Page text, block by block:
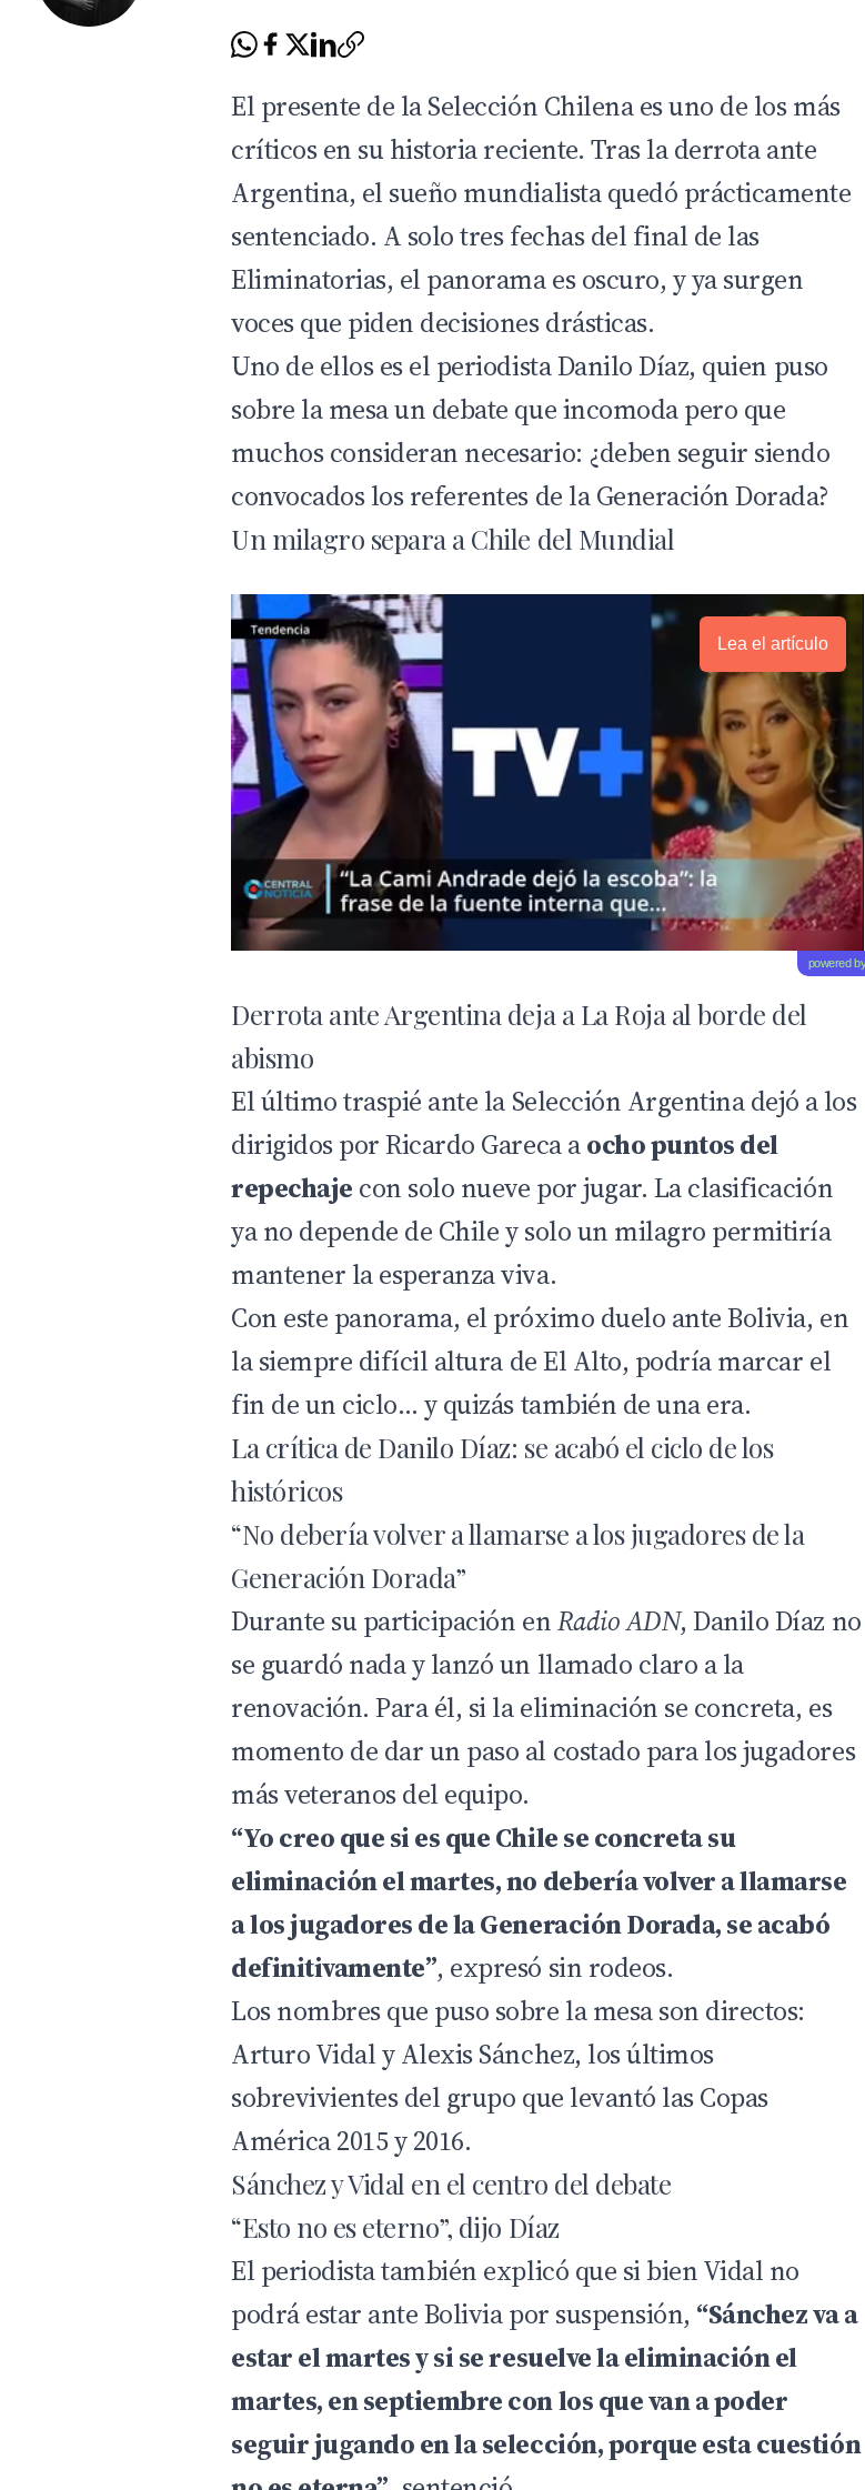
El presente de laSelección Chilenaes uno de los más
críticos en su historia reciente. Tras la derrota ante
Argentina, el sueño mundialista quedó prácticamente
sentenciado. A solo tres fechas del final de las
Eliminatorias, el panorama es oscuro, y ya surgen
voces que piden decisiones drásticas.
Uno de ellos es el periodistaDanilo Díaz, quien puso
sobre la mesa un debate que incomoda pero que
muchos consideran necesario: ¿deben seguir siendo
convocados los referentes de la Generación Dorada?
Un milagro separa a Chile del Mundial
Lea el artículo
powered
Derrota ante Argentina deja a La Roja al borde del
abismo
El último traspié ante la Selección Argentinadejó a los
dirigidos porRicardo Garecaaocho puntos del
repechaje con solo nueve por jugar. La clasificación
ya no depende de Chile y solo un milagro permitiría
mantener la esperanza viva.
Con este panorama, el próximo duelo anteBolivia, en
la siempre difícil altura de El Alto, podría marcar el
fin de un ciclo… y quizás también de una era.
La crítica de Danilo Díaz: se acabó el ciclo de los
históricos
“No debería volver a llamarse a los jugadores de la
Generación Dorada”
Durante su participación enRadio ADN, Danilo Díaz no
se guardó nada y lanzó un llamado claro a la
renovación. Para él, si la eliminación se concreta, es
momento de dar un paso al costado para los jugadores
más veteranos del equipo.
“Yo creo que si es que Chile se concreta su
eliminación el martes, no debería volver a llamarse
a los jugadores de la Generación Dorada, se acabó
definitivamente”, expresó sin rodeos.
Los nombres que puso sobre la mesa son directos:
Arturo VidalyAlexis Sánchez, los últimos
sobrevivientes del grupo que levantó las Copas
América 2015 y 2016.
Sánchez y Vidal en el centro del debate
“Esto no es eterno”, dijo Díaz
El periodista también explicó que si bien Vidal no
podrá estar ante Bolivia por suspensión, “Sánchez va a
estar el martes y si se resuelve la eliminación el
martes, en septiembre con los que van a poder
seguir jugando en la selección, porque esta cuestión